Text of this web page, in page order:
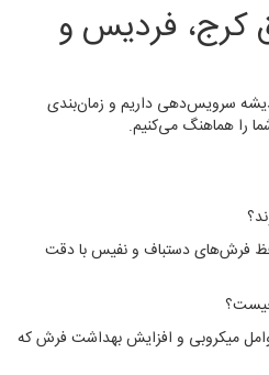
کرج، فردیس و
سرویس‌دهی داریم و زمان‌بندی
را هماهنگ می‌کنیم.
فرش‌های دستباف و نفیس با دقت
میکروبی و افزایش بهداشت فرش که